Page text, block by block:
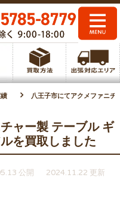
八王子市にてアクメファニ
ャー製 テーブル ギ
を買取しました
公開
2024.11.22 更新